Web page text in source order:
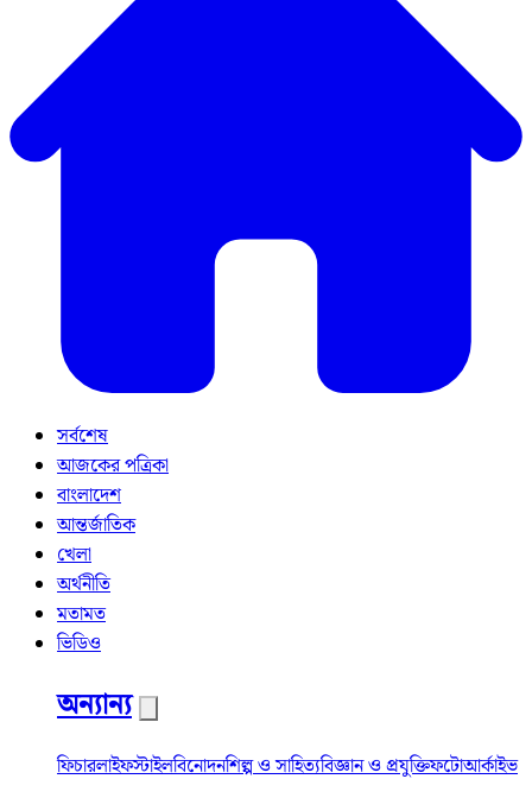
সর্বশেষ
আজকের পত্রিকা
বাংলাদেশ
আন্তর্জাতিক
খেলা
অর্থনীতি
মতামত
ভিডিও
অন্যান্য
ফিচারলাইফস্টাইলবিনোদনশিল্প ও সাহিত্যবিজ্ঞান ও প্রযুক্তিফটোআর্কাইভ